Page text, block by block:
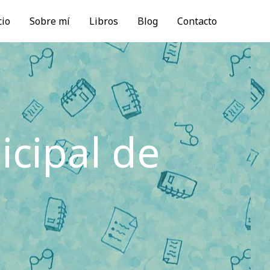
Sobre mí Libros Blog Contacto
de